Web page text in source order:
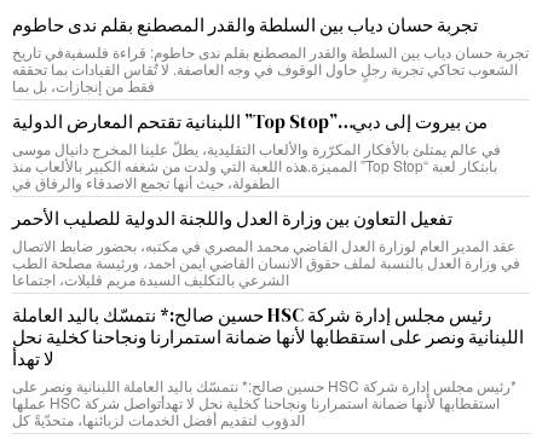
تجربة حسان دياب بين السلطة والقدر المصطنع بقلم ندى حاطوم
تجربة حسان دياب بين السلطة والقدر المصطنع بقلم ندى حاطوم: قراءة فلسفيةفي تاريخ
الشعوب تحاكي تجربة رجلٍ حاول الوقوف في وجه العاصفة. لا تُقاس القيادات بما تحققه
فقط من إنجازات، بل بما
من بيروت إلى دبي…”Top Stop” اللبنانية تقتحم المعارض الدولية
في عالم يمتلئ بالأفكار المكرّرة والألعاب التقليدية، يطلّ علينا المخرج دانيال موسى
بابتكار لعبة “Top Stop” المميزة.هذه اللعبة التي ولدت من شغفه الكبير بالألعاب منذ
الطفولة، حيث أنها تجمع الاصدقاء والرفاق في
تفعيل التعاون بين وزارة العدل واللجنة الدولية للصليب الأحمر
عقد المدير العام لوزارة العدل القاضي محمد المصري في مكتبه، بحضور ضابط الاتصال
في وزارة العدل بالنسبة لملف حقوق الانسان القاضي ايمن احمد، ورئيسة مصلحة الطب
الشرعي بالتكليف السيدة مريم قليلات، اجتماعا
رئيس مجلس إدارة شركة HSC حسين صالح:* نتمسّك باليد العاملة
اللبنانية ونصر على استقطابها لأنها ضمانة استمرارنا ونجاحنا كخلية نحل
لا تهدأ
*رئيس مجلس إدارة شركة HSC حسين صالح:* نتمسّك باليد العاملة اللبنانية ونصر على
استقطابها لأنها ضمانة استمرارنا ونجاحنا كخلية نحل لا تهدأتواصل شركة HSC عملها
الدؤوب لتقديم أفضل الخدمات لزبائنها، متحدّيةً كل